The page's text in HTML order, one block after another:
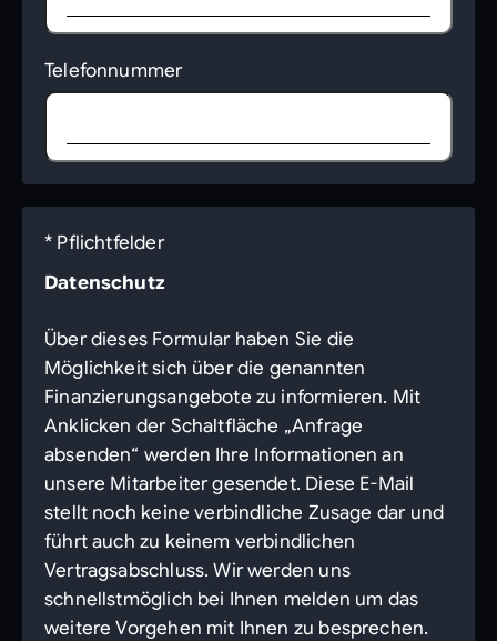
Telefonnummer
* Pflichtfelder
Datenschutz
Über dieses Formular haben Sie die
Möglichkeit sich über die genannten
Finanzierungsangebote zu informieren. Mit
Anklicken der Schaltfläche „Anfrage
absenden“ werden Ihre Informationen an
unsere Mitarbeiter gesendet. Diese E-Mail
stellt noch keine verbindliche Zusage dar und
führt auch zu keinem verbindlichen
Vertragsabschluss. Wir werden uns
schnellstmöglich bei Ihnen melden um das
weitere Vorgehen mit Ihnen zu besprechen.